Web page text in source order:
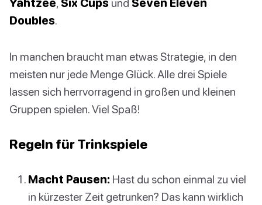
Yahtzee, Six Cups und Seven Eleven
Doubles.
In manchen braucht man etwas Strategie, in den
meisten nur jede Menge Glück. Alle drei Spiele
lassen sich herrvorragend in großen und kleinen
Gruppen spielen. Viel Spaß!
Regeln für Trinkspiele
Macht Pausen: Hast du schon einmal zu viel
in kürzester Zeit getrunken? Das kann wirklich